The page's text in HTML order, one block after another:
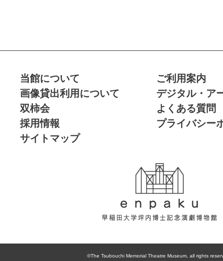
当館について
ご利用案内
画像貸出利用について
デジタル・ア
双柿会
よくある質問
採用情報
プライバシー
サイトマップ
大学坪内博士記
©The Tsubouchi Memorial Theatre Museum, all rights